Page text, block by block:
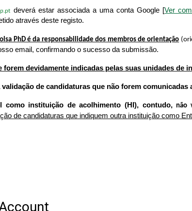
deverá estar associada a uma conta Google [Ver
através deste registo.
PhD é da responsabilidade dos membros de orientação
email, confirmando o sucesso da submissão.
forem devidamente indicadas pelas suas unidades de
de candidaturas que não forem
como instituição de acolhimento (HI), contudo,não
de candidaturas que indiquem outra instituição como